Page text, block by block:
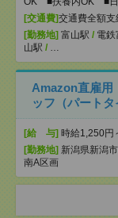
[交通費]交通費全額支
[勤務地] 富山駅 / 電
山駅 / …
Amazon直雇用
ッフ（パート
[給 与] 時給1,250円
[勤務地] 新潟県新潟
南A区画